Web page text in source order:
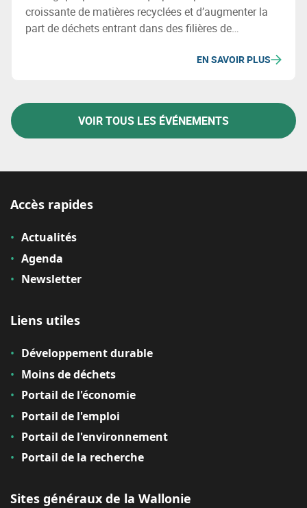
croissante de matières recyclées et d’augmenter la
part de déchets entrant dans des filières de
les visons de l’industrie du déchet, de la fabrication
EN SAVOIR PLUS
VOIR TOUS LES ÉVÉNEMENTS
Accès rapides
Actualités
Agenda
Newsletter
Liens utiles
Développement durable
Moins de déchets
Portail de l'économie
Portail de l'emploi
Portail de l'environnement
Portail de la recherche
Sites généraux de la Wallonie